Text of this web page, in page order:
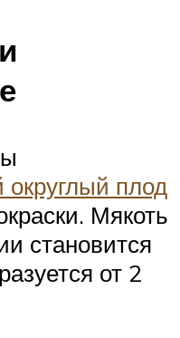
округлый плод
Мякоть
становится
от 2